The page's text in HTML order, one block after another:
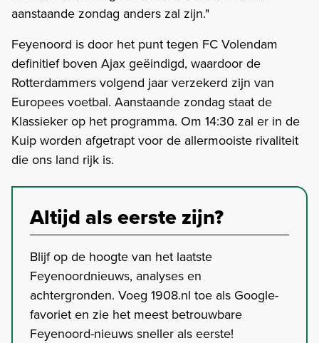
aanstaande zondag anders zal zijn."
Feyenoord is door het punt tegen FC Volendam
definitief boven Ajax geëindigd, waardoor de
Rotterdammers volgend jaar verzekerd zijn van
Europees voetbal. Aanstaande zondag staat de
Klassieker op het programma. Om 14:30 zal er in de
Kuip worden afgetrapt voor de allermooiste rivaliteit
die ons land rijk is.
Altijd als eerste zijn?
Blijf op de hoogte van het laatste
Feyenoordnieuws, analyses en
achtergronden. Voeg 1908.nl toe als Google-
favoriet en zie het meest betrouwbare
Feyenoord-nieuws sneller als eerste!